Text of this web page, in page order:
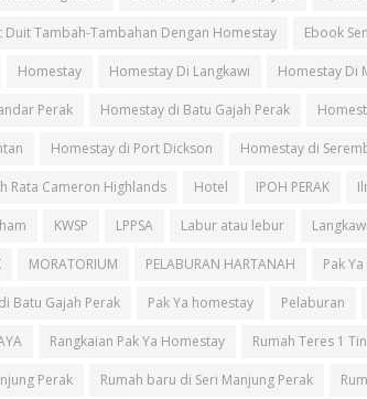
Duit Tambah-Tambahan Dengan Homestay Ebook
Homestay Homestay Di Langkawi Homestay Di
Perak Homestay di Batu Gajah Perak
Homestay di Port Dickson Homestay di
Rata Cameron Highlands Hotel IPOH PERAK
KWSP LPPSA Labur atau lebur Langkawi
MORATORIUM PELABURAN HARTANAH Pak
Batu Gajah Perak Pak Ya homestay Pelaburan
Rangkaian Pak Ya Homestay Rumah Teres 1
Perak Rumah baru di Seri Manjung Perak